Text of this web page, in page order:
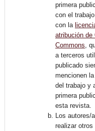
primera
con el
con la
atribución de
Commons ,
a terceros
publicado
mencionen
del trabajo y
primera
esta revista.
Los autores/
realizar otros